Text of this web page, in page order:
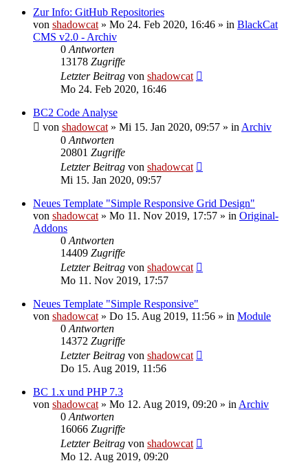
Zur Info: GitHub Repositories
von shadowcat » Mo 24. Feb 2020, 16:46 » in BlackCat
CMS v2.0 - Archiv
0 Antworten
13178 Zugriffe
Letzter Beitrag von shadowcat
Mo 24. Feb 2020, 16:46
BC2 Code Analyse
von shadowcat » Mi 15. Jan 2020, 09:57 » in Archiv
0 Antworten
20801 Zugriffe
Letzter Beitrag von shadowcat
Mi 15. Jan 2020, 09:57
Neues Template "Simple Responsive Grid Design"
von shadowcat » Mo 11. Nov 2019, 17:57 » in Original-
Addons
0 Antworten
14409 Zugriffe
Letzter Beitrag von shadowcat
Mo 11. Nov 2019, 17:57
Neues Template "Simple Responsive"
von shadowcat » Do 15. Aug 2019, 11:56 » in Module
0 Antworten
14372 Zugriffe
Letzter Beitrag von shadowcat
Do 15. Aug 2019, 11:56
BC 1.x und PHP 7.3
von shadowcat » Mo 12. Aug 2019, 09:20 » in Archiv
0 Antworten
16066 Zugriffe
Letzter Beitrag von shadowcat
Mo 12. Aug 2019, 09:20